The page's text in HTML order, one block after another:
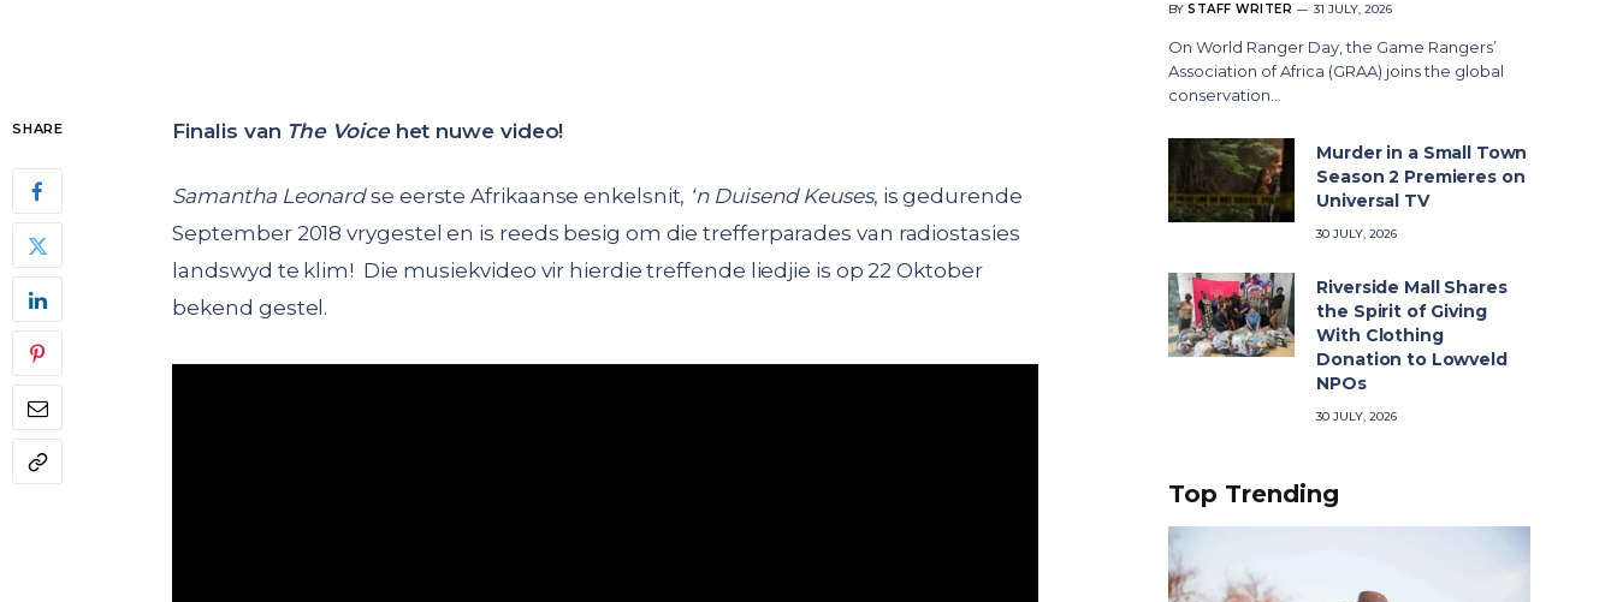
SHARE Finalis van The Voicehet nuwe video!
Samantha Leonardse eerste Afrikaanse enkelsnit, ‘n Duisend Keuses, is gedurende
September 2018 vrygestel en is reeds besig om die trefferparades van radiostasies
landswyd te klim! Die musiekvideo vir hierdie treffende liedjie is op 22 Oktober
bekend gestel.
BY STAFF WRITER 31 JULY, 2026
On World Ranger Day, the Game Rangers’
Association of Africa (GRAA) joins the global
conservation…
Murder in a Small Town
Season 2 Premieres on
Universal TV
30 JULY, 2026
Riverside Mall Shares
the Spirit of Giving
With Clothing
Donation to Lowveld
NPOs
30 JULY, 2026
Top Trending